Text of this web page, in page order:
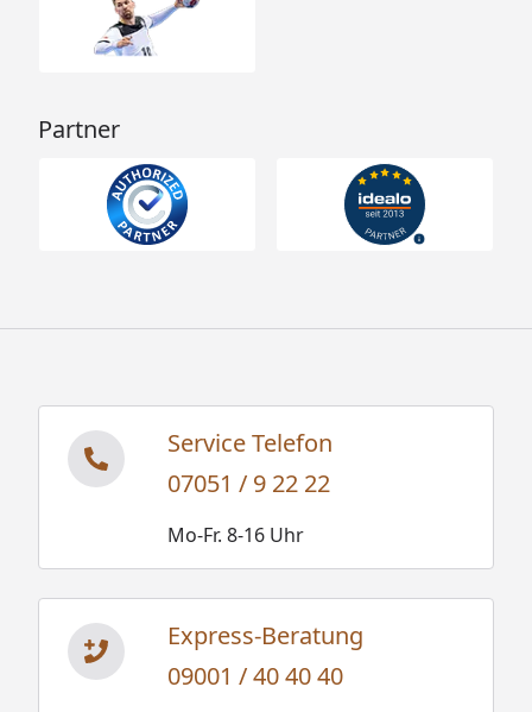
Partner
Service Telefon
07051 / 9 22 22
Mo-Fr. 8-16 Uhr
Express-Beratung
09001 / 40 40 40